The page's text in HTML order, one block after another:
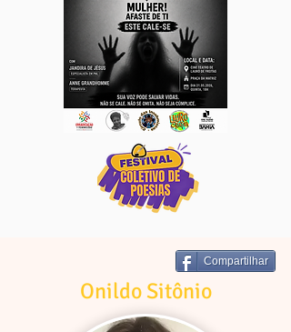
Compartilhar
Onildo Sitônio